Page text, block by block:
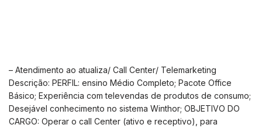
– Atendimento ao atualiza/ Call Center/ Telemarketing
Descrição: PERFIL: ensino Médio Completo; Pacote Office
Básico; Experiência com televendas de produtos de consumo;
Desejável conhecimento no sistema Winthor; OBJETIVO DO
CARGO: Operar o call Center (ativo e receptivo), para